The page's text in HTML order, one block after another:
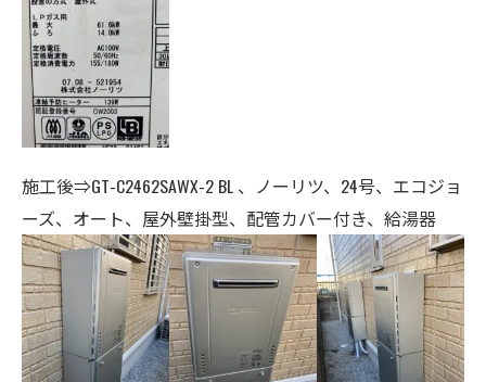
施工後⇒GT-C2462SAWX-2 BL 、ノーリツ、24号、エコジョ
ーズ、オート、 屋外壁掛型、配管カバー付き、給湯器